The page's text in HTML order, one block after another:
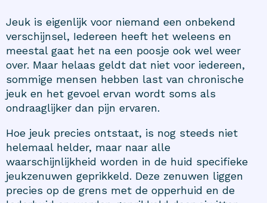
Jeuk is eigenlijk voor niemand een onbekend
verschijnsel, Iedereen heeft het weleens en
meestal gaat het na een poosje ook wel weer
over. Maar helaas geldt dat niet voor iedereen,
sommige mensen hebben last van chronische
jeuk en het gevoel ervan wordt soms als
ondraaglijker dan pijn ervaren.
Hoe jeuk precies ontstaat, is nog steeds niet
helemaal helder, maar naar alle
waarschijnlijkheid worden in de huid specifieke
jeukzenuwen geprikkeld. Deze zenuwen liggen
precies op de grens met de opperhuid en de